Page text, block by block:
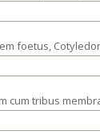
foetus,
cum tribus